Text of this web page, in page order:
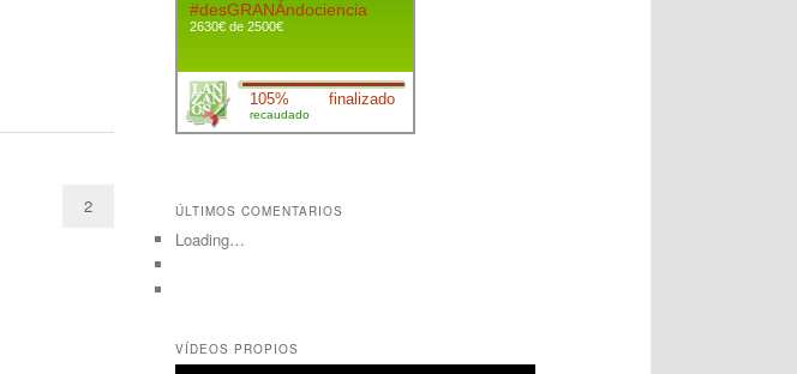
2 ÚLTIMOS COMENTARIOS
Loading…
VÍDEOS PROPIOS